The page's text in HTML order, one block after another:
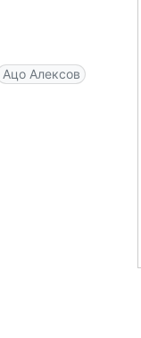
Ацо Алексов